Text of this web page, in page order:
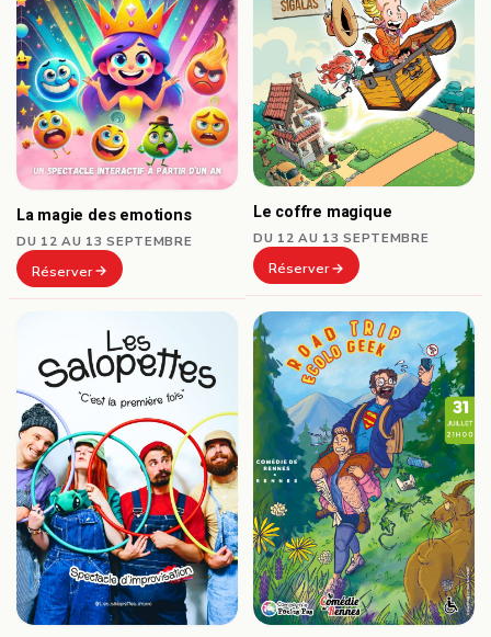
La magie des emotions
DU 12 AU 13 SEPTEMBRE
Réserver
Le coffre magique
DU 12 AU 13 SEPTEMBRE
Réserver